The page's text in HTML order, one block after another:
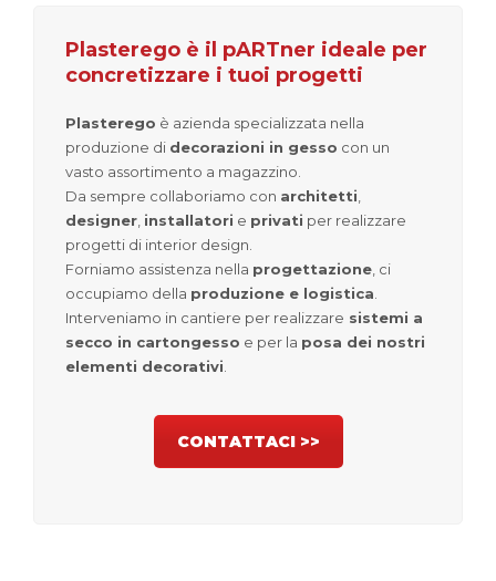
Plasterego è il pARTner ideale per
concretizzare i tuoi progetti
Plasterego è azienda specializzata nella
produzione di decorazioni in gesso con un
vasto assortimento a magazzino.
Da sempre collaboriamo con architetti
designer installatori e privati per realizzare
progetti di interior design.
Forniamo assistenza nella progettazione , ci
occupiamo della produzione e logistica
Interveniamo in cantiere per realizzare sistemi a
secco in cartongesso e per la posa dei nostri
elementi decorativi
CONTATTACI >>